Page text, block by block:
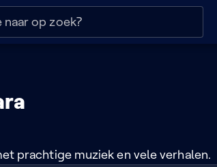
prachtige muziek en vele verhalen.